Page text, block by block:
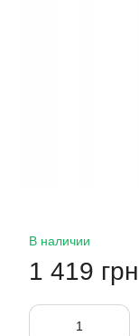
В наличии
1 419 грн